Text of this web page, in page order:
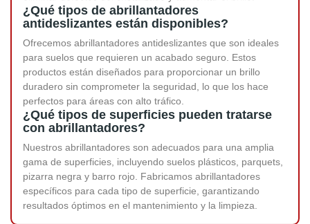
¿Qué tipos de abrillantadores
antideslizantes están disponibles?
Ofrecemos abrillantadores antideslizantes que son ideales
para suelos que requieren un acabado seguro. Estos
productos están diseñados para proporcionar un brillo
duradero sin comprometer la seguridad, lo que los hace
perfectos para áreas con alto tráfico.
¿Qué tipos de superficies pueden tratarse
con abrillantadores?
Nuestros abrillantadores son adecuados para una amplia
gama de superficies, incluyendo suelos plásticos, parquets,
pizarra negra y barro rojo. Fabricamos abrillantadores
específicos para cada tipo de superficie, garantizando
resultados óptimos en el mantenimiento y la limpieza.